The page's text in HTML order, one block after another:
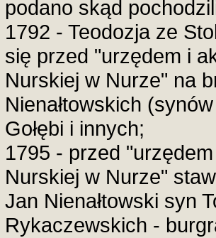
podano skąd
1792 - Teodozja ze
się przed "urzędem i
Nurskiej w Nurze" na
Nienałtowskich
Gołębi i innych;
1795 - przed
Nurskiej w Nurze"
Jan Nienałtowski syn
Rykaczewskich -